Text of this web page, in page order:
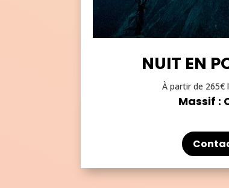
NUIT EN
À partir de 265€
Massif :